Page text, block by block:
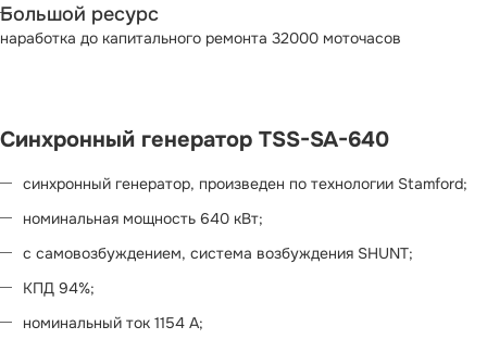
Большой ресурс
наработка до капитального ремонта 32000 моточасов
Синхронный генератор TSS-SA-640
синхронный генератор, произведен по технологии Stamford;
номинальная мощность 640 кВт;
с самовозбуждением, система возбуждения SHUNT;
КПД 94%;
номинальный ток 1154 А;